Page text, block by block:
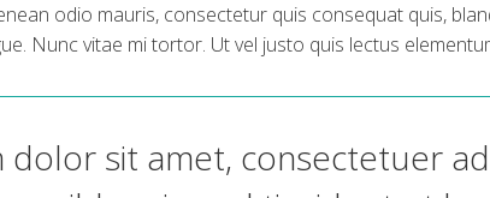
odio mauris, consectetur quis consequat quis,
Nunc vitae mi tortor. Ut vel justo quis lectus
dolor sit amet, consectetuer